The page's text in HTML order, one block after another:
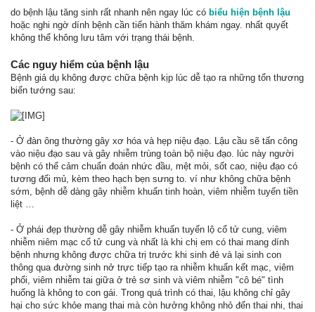
do bệnh lậu tăng sinh rất nhanh nên ngay lúc có biểu hiện bệnh lậu
hoặc nghi ngờ dính bệnh cần tiến hành thăm khám ngay. nhất quyết
không thể không lưu tâm với trạng thái bệnh.
Các nguy hiểm của bệnh lậu
Bệnh giả dụ không được chữa bệnh kịp lúc dễ tạo ra những tổn thương
biến tướng sau:
- Ở đàn ông thường gây xơ hóa và hẹp niệu đạo. Lậu cầu sẽ tấn công
vào niệu đạo sau và gây nhiễm trùng toàn bộ niệu đạo. lúc này người
bệnh có thể cảm chuẩn đoán nhức đầu, mệt mỏi, sốt cao, niệu đạo có
tương đối mủ, kèm theo hạch bẹn sưng to. ví như không chữa bệnh
sớm, bệnh dễ dàng gây nhiễm khuẩn tinh hoàn, viêm nhiễm tuyến tiền
liệt …
- Ở phái đẹp thường dễ gây nhiễm khuẩn tuyến lộ cổ tử cung, viêm
nhiễm niêm mạc cổ tử cung và nhất là khi chị em có thai mang dính
bệnh nhưng không được chữa trị trước khi sinh đẻ và lại sinh con
thông qua đường sinh nở trực tiếp tạo ra nhiễm khuẩn kết mạc, viêm
phổi, viêm nhiễm tai giữa ở trẻ sơ sinh và viêm nhiễm "cô bé" tình
huống là không to con gái. Trong quá trình có thai, lậu không chỉ gây
hại cho sức khỏe mang thai mà còn hưởng không nhỏ đến thai nhi, thai